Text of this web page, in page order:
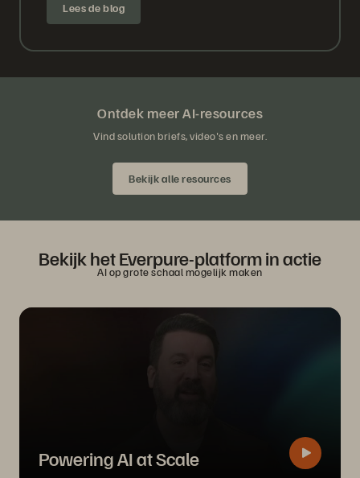
Lees de blog
Ontdek meer AI-resources
Vind solution briefs, video's en meer.
Bekijk alle resources
Bekijk het Everpure-platform in actie
AI op grote schaal mogelijk maken
Powering AI at Scale